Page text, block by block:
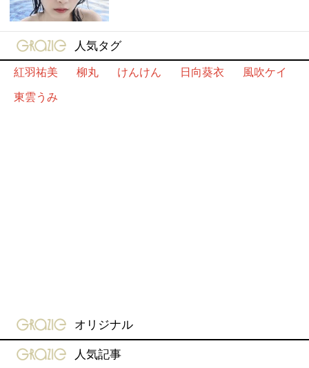
gravure-grazie
人気タグ
紅羽祐美
柳丸 けんけん 日向葵衣
風吹ケイ
東雲うみ
gravure-grazie
オリジナル
gravure-grazie
人気記事